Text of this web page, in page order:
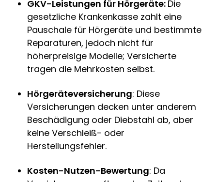
GKV-Leistungen für Hörgeräte: Die
gesetzliche Krankenkasse zahlt eine
Pauschale für Hörgeräte und bestimmte
Reparaturen, jedoch nicht für
höherpreisige Modelle; Versicherte
tragen die Mehrkosten selbst.
Hörgeräteversicherung: Diese
Versicherungen decken unter anderem
Beschädigung oder Diebstahl ab, aber
keine Verschleiß- oder
Herstellungsfehler.
Kosten-Nutzen-Bewertung: Da